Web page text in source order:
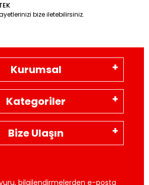
bize iletebilirsiniz.
Kurumsal
Kategoriler
Bize Ulaşın
bilgilendirmelerden e-posta